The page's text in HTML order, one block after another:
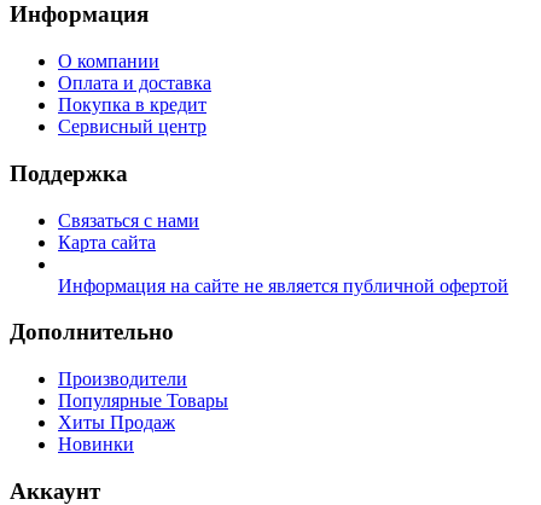
Информация
О компании
Оплата и доставка
Покупка в кредит
Сервисный центр
Поддержка
Связаться с нами
Карта сайта
Информация на сайте не является публичной офертой
Дополнительно
Производители
Популярные Товары
Хиты Продаж
Новинки
Аккаунт